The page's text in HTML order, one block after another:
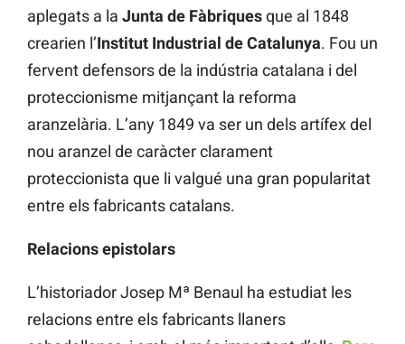
aplegats a la Junta de Fàbriquesque al 1848
crearien l’Institut Industrial de Catalunya. Fou un
fervent defensors de la indústria catalana i del
proteccionisme mitjançant la reforma
aranzelària. L’any 1849 va ser un dels artífex del
nou aranzel de caràcter clarament
proteccionista que li valgué una gran popularitat
entre els fabricants catalans.
Relacions epistolars
L’historiador Josep Mª Benaul ha estudiat les
relacions entre els fabricants llaners